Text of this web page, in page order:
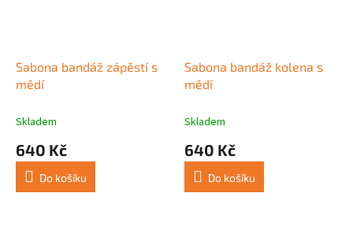
Sabona bandáž zápěstí s
mědí
Skladem
640 Kč
Do košíku
Sabona bandáž kolena s
mědí
Skladem
640 Kč
Do košíku